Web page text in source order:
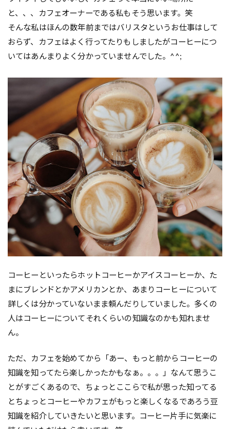
と、、、カフェオーナーである私もそう思います。笑
そんな私はほんの数年前まではバリスタというお仕事はして
おらず、カフェはよく行ってたりもしましたがコーヒーにつ
いてはあんまりよく分かっていませんでした。^^;
コーヒーといったらホットコーヒーかアイスコーヒーか、た
まにブレンドとかアメリカンとか、あまりコーヒーについて
詳しくは分かっていないまま頼んだりしていました。多くの
人はコーヒーについてそれくらいの知識なのかも知れませ
ん。
ただ、カフェを始めてから「あー、もっと前からコーヒーの
知識を知ってたら楽しかったかもなぁ。。。」なんて思うこ
とがすごくあるので、ちょっとここらで私が思った知ってる
とちょっとコーヒーやカフェがもっと楽しくなるであろう豆
知識を紹介していきたいと思います。コーヒー片手に気楽に